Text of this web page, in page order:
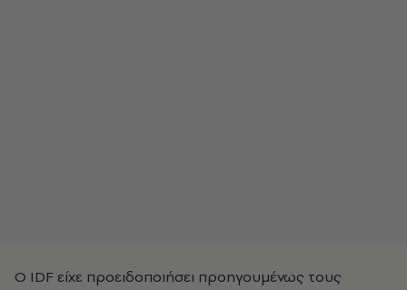
Ο IDF είχε προειδοποιήσει προηγουμένως τους